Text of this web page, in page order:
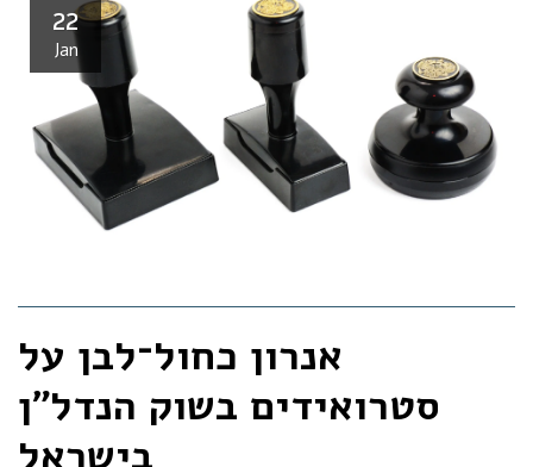
22
Jan
אנרון כחול־לבן על
סטרואידים בשוק הנדל"ן